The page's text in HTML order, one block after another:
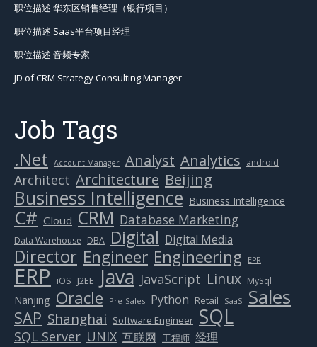
职位描述 华东区销售经理（银行项目）
职位描述 Saas平台项目经理
职位描述 音频专家
JD of CRM Strategy Consulting Manager
Job Tags
.Net Account Manager Analyst Analytics android
Architect Architecture Beijing
Business Intelligence Business Intelligence
C# Cloud CRM Database Marketing
Data Warehouse DBA Digital Digital Media
Director Engineer Engineering EPR
ERP iOS J2EE Java JavaScript Linux MySql
Nanjing Oracle Pre-Sales Python Retail SaaS Sales
SAP Shanghai Software Engineer SQL
SQL Server UNIX 互联网 工程师 经理